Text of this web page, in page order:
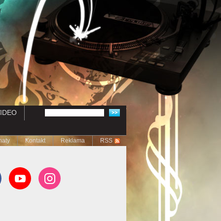
Kontakt Reklama RSS